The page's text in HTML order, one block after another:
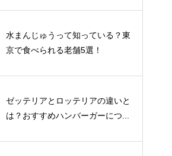
水まんじゅうって知っている？東
京で食べられる老舗5選！
ゼッテリアとロッテリアの違いと
は？おすすめハンバーガーにつ...